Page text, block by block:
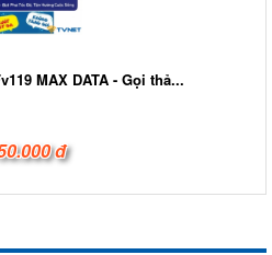
MAX DATA - Gọi thả...
đ